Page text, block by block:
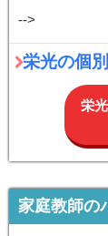
-->
栄光の個
栄
家庭教師の